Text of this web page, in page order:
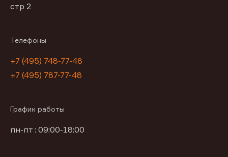
стр 2
Телефоны
+7 (495) 748-77-48
+7 (495) 787-77-48
График работы
пн-пт : 09:00-18:00